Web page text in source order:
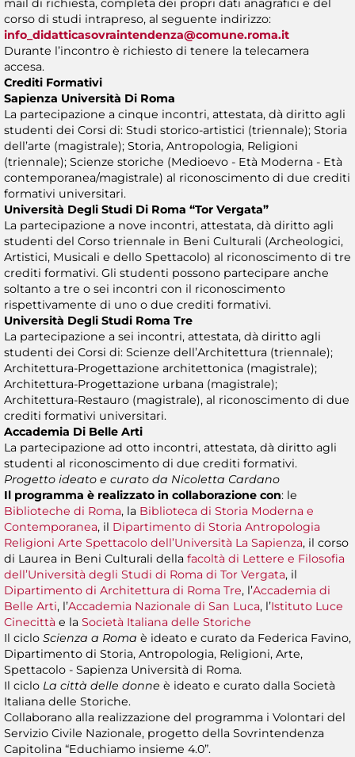
mail di richiesta, completa dei propri dati anagrafici e del
corso di studi intrapreso, al seguente indirizzo:
info_didatticasovraintendenza@comune.roma.it
Durante l’incontro è richiesto di tenere la telecamera
accesa.
Crediti Formativi
Sapienza Università Di Roma
La partecipazione a cinque incontri, attestata, dà diritto agli
studenti dei Corsi di: Studi storico-artistici (triennale); Storia
dell’arte (magistrale); Storia, Antropologia, Religioni
(triennale); Scienze storiche (Medioevo - Età Moderna - Età
contemporanea/magistrale) al riconoscimento di due crediti
formativi universitari.
Università Degli Studi Di Roma “Tor Vergata”
La partecipazione a nove incontri, attestata, dà diritto agli
studenti del Corso triennale in Beni Culturali (Archeologici,
Artistici, Musicali e dello Spettacolo) al riconoscimento di tre
crediti formativi. Gli studenti possono partecipare anche
soltanto a tre o sei incontri con il riconoscimento
rispettivamente di uno o due crediti formativi.
Università Degli Studi Roma Tre
La partecipazione a sei incontri, attestata, dà diritto agli
studenti dei Corsi di: Scienze dell’Architettura (triennale);
Architettura-Progettazione architettonica (magistrale);
Architettura-Progettazione urbana (magistrale);
Architettura-Restauro (magistrale), al riconoscimento di due
crediti formativi universitari.
Accademia Di Belle Arti
La partecipazione ad otto incontri, attestata, dà diritto agli
studenti al riconoscimento di due crediti formativi.
Progetto ideato e curato da Nicoletta Cardano
Il programma è realizzato in collaborazione con: le
Biblioteche di Roma, la Biblioteca di Storia Moderna e
Contemporanea, il Dipartimento di Storia Antropologia
Religioni Arte Spettacolo dell’Università La Sapienza, il corso
di Laurea in Beni Culturali della facoltà di Lettere e Filosofia
dell’Università degli Studi di Roma di Tor Vergata, il
Dipartimento di Architettura di Roma Tre, l’Accademia di
Belle Arti, l’Accademia Nazionale di San Luca, l’Istituto Luce
Cinecittà e la Società Italiana delle Storiche
Il ciclo Scienza a Roma è ideato e curato da Federica Favino,
Dipartimento di Storia, Antropologia, Religioni, Arte,
Spettacolo - Sapienza Università di Roma.
Il ciclo La città delle donne è ideato e curato dalla Società
Italiana delle Storiche.
Collaborano alla realizzazione del programma i Volontari del
Servizio Civile Nazionale, progetto della Sovrintendenza
Capitolina “Educhiamo insieme 4.0”.